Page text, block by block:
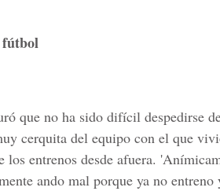
que no ha sido difícil despedirse
cerquita del equipo con el que
los entrenos desde afuera.
ando mal porque ya no